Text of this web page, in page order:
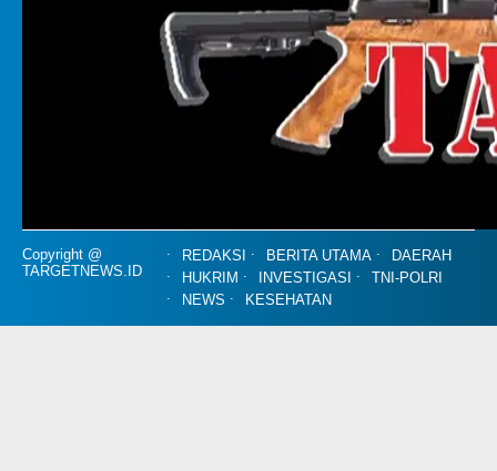
Copyright @
TARGETNEWS.ID
REDAKSI BERITA UTAMA
DAERAH
HUKRIM
INVESTIGASI
TNI-POLRI
NEWS
KESEHATAN